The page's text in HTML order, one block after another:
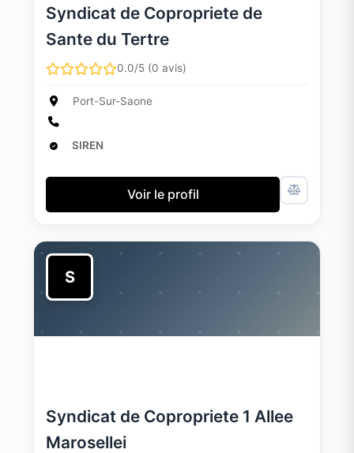
Syndicat de Copropriete de
Sante du Tertre
0.0/5 (0 avis)
Port-Sur-Saone
SIREN
Voir le profil
S
Syndicat de Copropriete 1 Allee
Marosellei